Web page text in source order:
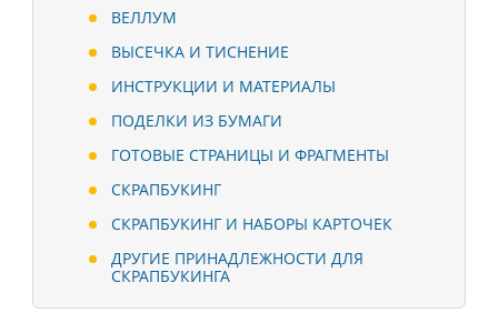
ВЕЛЛУМ
ВЫСЕЧКА И ТИСНЕНИЕ
ИНСТРУКЦИИ И МАТЕРИАЛЫ
ПОДЕЛКИ ИЗ БУМАГИ
ГОТОВЫЕ СТРАНИЦЫ И ФРАГМЕНТЫ
СКРАПБУКИНГ
СКРАПБУКИНГ И НАБОРЫ КАРТОЧЕК
ДРУГИЕ ПРИНАДЛЕЖНОСТИ ДЛЯ
СКРАПБУКИНГА